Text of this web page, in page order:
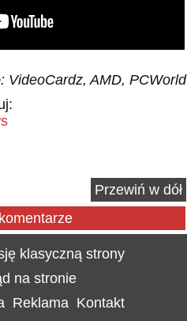
VideoCardz, AMD, PCWorld
Przewiń w dół
klasyczną strony
na stronie
Reklama Kontakt